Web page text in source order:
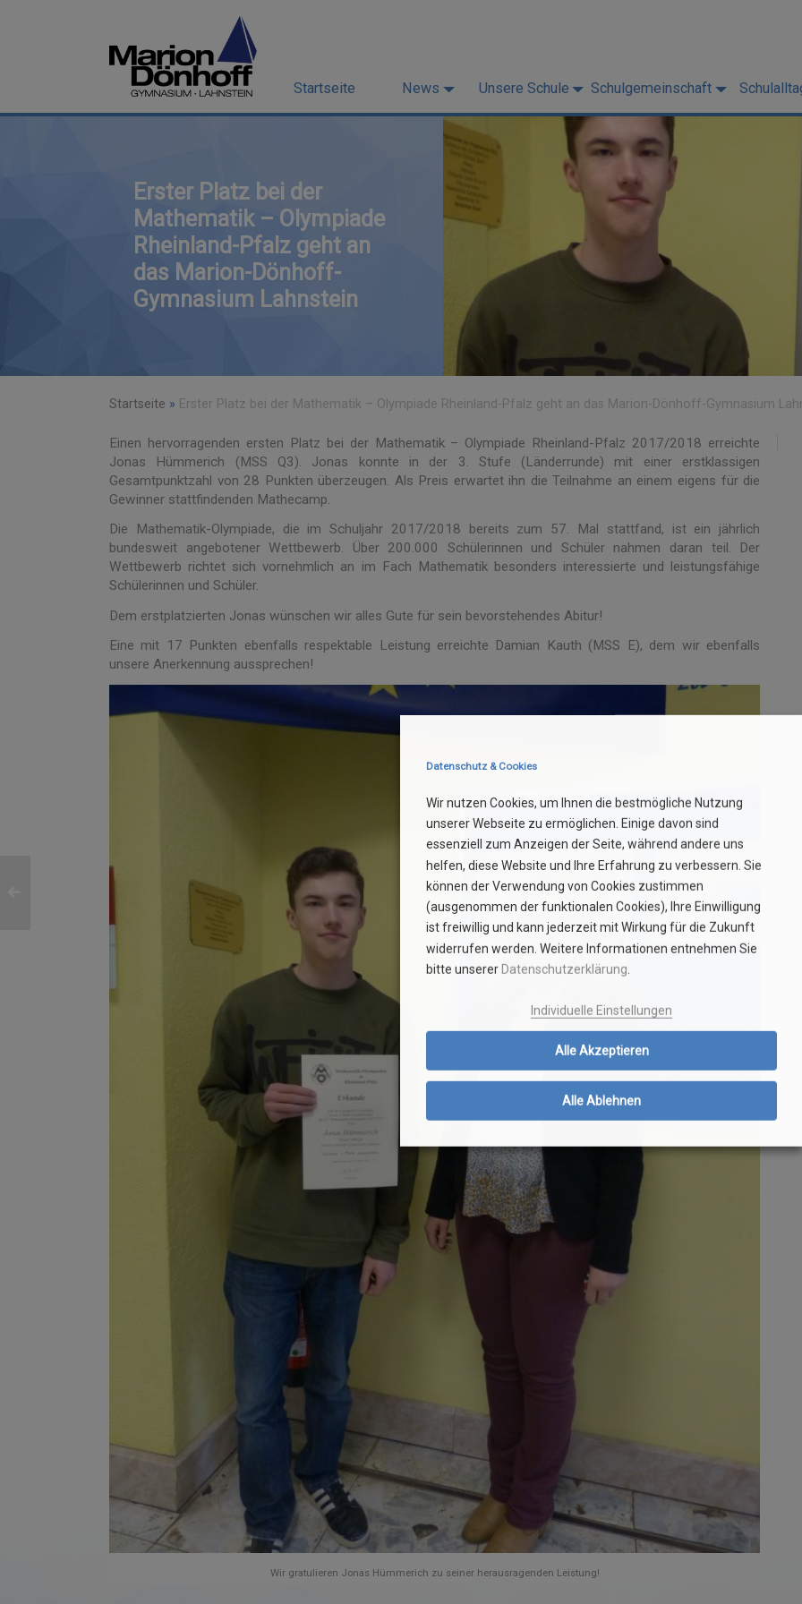
Startseite News Unsere Schule Schulgemeinschaft
Erster Platz bei der
Mathematik – Olympiade
Rheinland-Pfalz geht an
das Marion-Dönhoff-
Gymnasium Lahnstein
Startseite » Erster Platz bei der Mathematik – Olympiade Rheinland-Pfalz geht an das Marion-Dönhoff-Gymnasium
Einen hervorragenden ersten Platz bei der Mathematik – Olympiade Rheinland-Pfalz 2017/2018 erreichte
Jonas Hümmerich (MSS Q3). Jonas konnte in der 3. Stufe (Länderrunde) mit einer erstklassigen
Gesamtpunktzahl von 28 Punkten überzeugen. Als Preis erwartet ihn die Teilnahme an einem eigens für die
Gewinner stattfindenden Mathecamp.
Die Mathematik-Olympiade, die im Schuljahr 2017/2018 bereits zum 57. Mal stattfand, ist ein jährlich
bundesweit angebotener Wettbewerb. Über 200.000 Schülerinnen und Schüler nahmen daran teil. Der
Wettbewerb richtet sich vornehmlich an im Fach Mathematik besonders interessierte und leistungsfähige
Schülerinnen und Schüler.
Dem erstplatzierten Jonas wünschen wir alles Gute für sein bevorstehendes Abitur!
Eine mit 17 Punkten ebenfalls respektable Leistung erreichte Damian Kauth (MSS E), dem wir ebenfalls
unsere Anerkennung aussprechen!
Wir gratulieren Jonas Hümmerich zu seiner herausragenden Leistung!
Datenschutz & Cookies
Wir nutzen Cookies, um Ihnen die bestmögliche Nutzung
unserer Webseite zu ermöglichen. Einige davon sind
essenziell zum Anzeigen der Seite, während andere uns
helfen, diese Website und Ihre Erfahrung zu verbessern. Sie
können der Verwendung von Cookies zustimmen
(ausgenommen der funktionalen Cookies), Ihre Einwilligung
ist freiwillig und kann jederzeit mit Wirkung für die Zukunft
widerrufen werden. Weitere Informationen entnehmen Sie
bitte unserer Datenschutzerklärung.
Individuelle Einstellungen
Alle Akzeptieren
Alle Ablehnen